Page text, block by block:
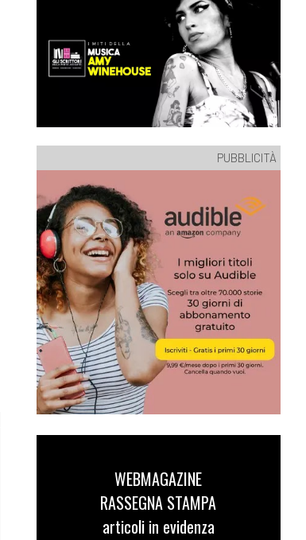
PUBBLICITÀ
WEBMAGAZINE
RASSEGNA STAMPA
articoli in evidenza